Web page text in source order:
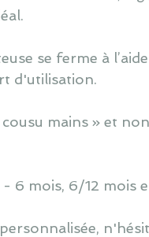
se ferme à
d'utilisation.
mains » et
6 mois, 6/12 mois